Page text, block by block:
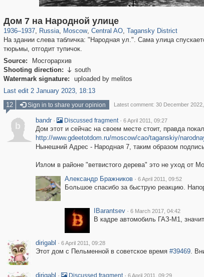
Дом 7 на Народной улице
1936–1937, Russia
1,406,826 29,243
, Moscow
319,864 8,286
, Central AO
160,012 5,916
, Tagansky District
10,740
На здании слева табличка: "Народная ул.". Сама улица
тюрьмы, отгодит тупичок.
Source:
Мосгорархив
Shooting direction:  south
Watermark signature:
uploaded by melitos
Last edit 2 January 2023, 18:13
12 Sign in to share your opinion Latest comment: 30 December
b
bandr · Discussed fragment · 6 April 2011, 09:27
Дом этот и сейчас на своем месте стоит, правда
http://www.gdeetotdom.ru/moscow/cao/taganskiy/
Нынешний Адрес - Народная 7, таким образом
Излом в районе "ветвистого дерева" это не уход от
Александр Бражников · 6 April 2011, 09:52
Большое спасибо за быструю реакцию.
IBarantsev · 6 March 2017, 04:42
В кадре автомобиль ГАЗ-М1,
dirigabl · 6 April 2011, 09:28
Этот дом с Пельменной в советское время #39469.
dirigabl · Discussed fragment · 6 April 2011, 09:29